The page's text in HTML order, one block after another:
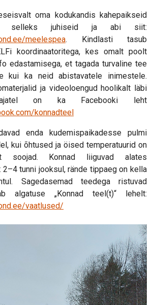
oma kodukandis kahepaikseid
selleks juhiseid ja abi siit:
meelespea. Kindlasti tasub
koordinaatoritega, kes omalt poolt
edastamisega, et tagada turvaline tee
kui ka neid abistavatele inimestele.
ja videoloengud hoolikalt läbi
on ka Facebooki leht
konnadteel
enda kudemispaikadesse pulmi
kui õhtused ja öised temperatuurid on
soojad. Konnad liiguvad alates
tunni jooksul, rände tippaeg on kella
Sagedasemad teedega ristuvad
algatuse „Konnad teel(t)“ lehelt:
vaatlused/